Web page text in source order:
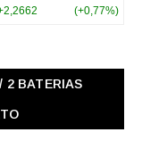
2 BATERIAS